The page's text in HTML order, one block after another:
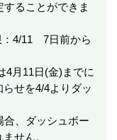
ることができま
4/11 7日前から
4月11日(金)までに
せを4/4よりダッ
合、ダッシュボー
せん。